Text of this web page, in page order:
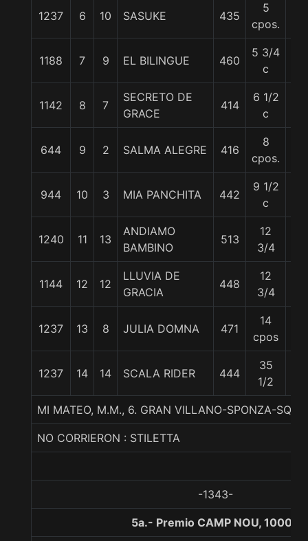
1237 6 10 SASUKE 435
5
cpos.
1188 7 9 EL BILINGUE 460
5 3/4
c
1142 8 7
SECRETO DE
GRACE
414
6 1/2
c
644 9 2 SALMA ALEGRE 416
8
cpos.
944 10 3 MIA PANCHITA 442
9 1/2
c
1240 11 13
ANDIAMO
BAMBINO
513
12
3/4
1144 12 12
LLUVIA DE
GRACIA
448
12
3/4
1237 13 8 JULIA DOMNA 471
14
cpos
1237 14 14 SCALA RIDER 444
35
1/2
MI MATEO, M.M., 6. GRAN VILLANO-SPONZA-
NO CORRIERON : STILETTA
-1343-
5a.- Premio CAMP NOU, 1000